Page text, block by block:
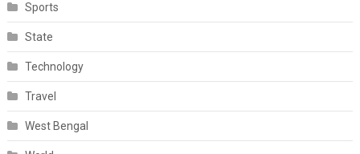
Sports
State
Technology
Travel
West Bengal